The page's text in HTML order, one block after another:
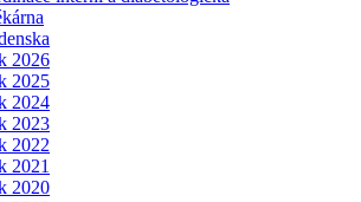
2026
2025
2024
2023
2022
2021
2020